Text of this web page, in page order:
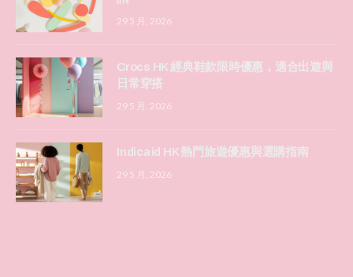
29 5 月, 2026
Crocs HK 經典鞋款限時優惠，適合出遊與
日常穿搭
29 5 月, 2026
Indicaid HK 熱門旅遊優惠與選購指南
29 5 月, 2026